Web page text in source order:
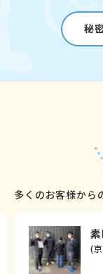
秘
多くのお客様から
(